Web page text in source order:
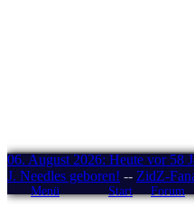
06. August 2026: Heute vor 58
J. Needles geboren! -- ZidZ-
Menü Start Forum